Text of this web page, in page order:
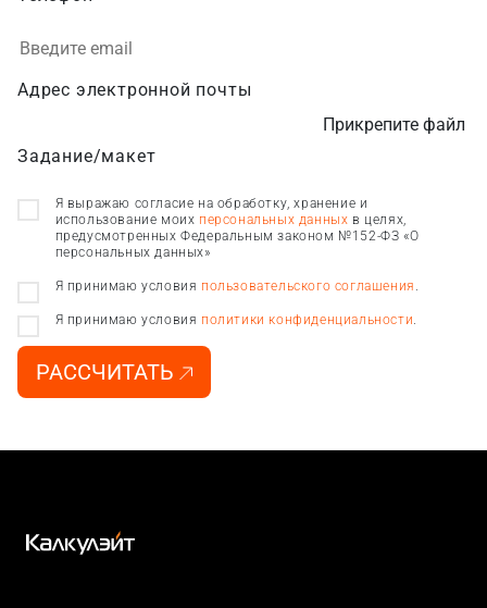
Адрес электронной почты
Задание/макет
Прикрепите файл
Я выражаю согласие на обработку, хранение и
использование моих персональных данных в целях,
предусмотренных Федеральным законом №152-ФЗ «О
персональных данных»
Я принимаю условия пользовательского соглашения .
Я принимаю условия политики конфиденциальности.
РАССЧИТАТЬ